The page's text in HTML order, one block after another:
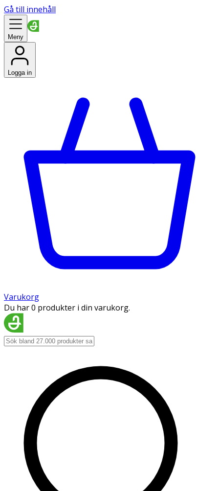
Gå till innehåll
Meny
Logga in
Varukorg
Du har 0 produkter i din varukorg.